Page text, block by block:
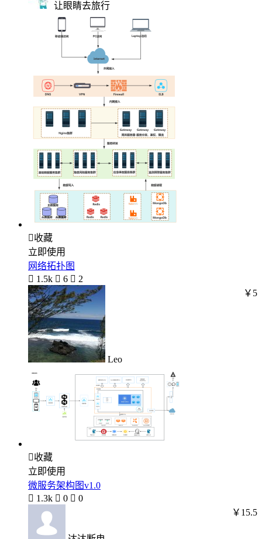
让眼睛去旅行
收藏
立即使用
网络拓扑图
 1.5k  6  2
Leo
￥5
收藏
立即使用
微服务架构图v1.0
 1.3k  0  0
￥15.5